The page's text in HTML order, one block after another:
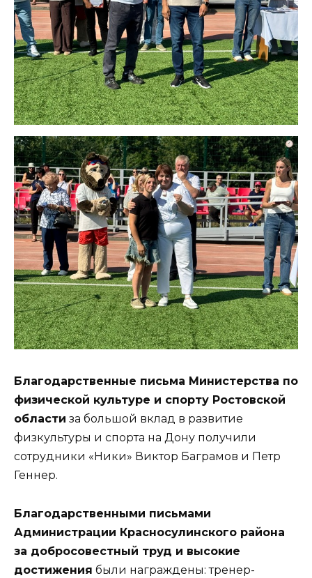
Благодарственные письма Министерства по
физической культуре и спорту Ростовской
области за большой вклад в развитие
физкультуры и спорта на Дону получили
сотрудники «Ники» Виктор Баграмов и Петр
Геннер.
Благодарственными письмами
Администрации Красносулинского района
за добросовестный труд и высокие
достижения были награждены: тренер-